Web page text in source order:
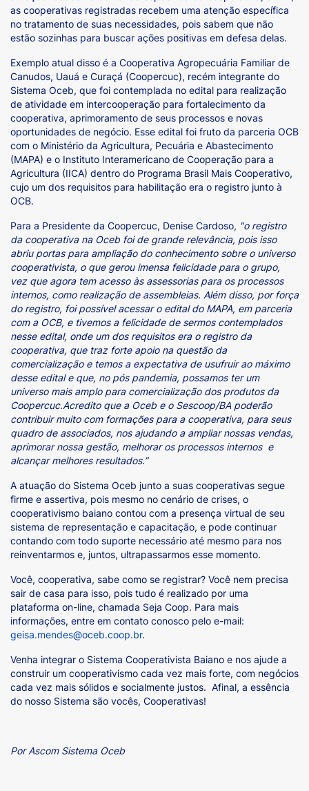
as cooperativas registradas recebem uma atenção específica
no tratamento de suas necessidades, pois sabem que não
estão sozinhas para buscar ações positivas em defesa delas.
Exemplo atual disso é a Cooperativa Agropecuária Familiar de
Canudos, Uauá e Curaçá (Coopercuc), recém integrante do
Sistema Oceb, que foi contemplada no edital para realização
de atividade em intercooperação para fortalecimento da
cooperativa, aprimoramento de seus processos e novas
oportunidades de negócio. Esse edital foi fruto da parceria OCB
com o Ministério da Agricultura, Pecuária e Abastecimento
(MAPA) e o Instituto Interamericano de Cooperação para a
Agricultura (IICA) dentro do Programa Brasil Mais Cooperativo,
cujo um dos requisitos para habilitação era o registro junto à
OCB.
Para a Presidente da Coopercuc, Denise Cardoso, "o registro
da cooperativa na Oceb foi de grande relevância, pois isso
abriu portas para ampliação do conhecimento sobre o universo
cooperativista, o que gerou imensa felicidade para o grupo,
vez que agora tem acesso às assessorias para os processos
internos, como realização de assembleias. Além disso, por força
do registro, foi possível acessar o edital do MAPA, em parceria
com a OCB, e tivemos a felicidade de sermos contemplados
nesse edital, onde um dos requisitos era o registro da
cooperativa, que traz forte apoio na questão da
comercialização e temos a expectativa de usufruir ao máximo
desse edital e que, no pós pandemia, possamos ter um
universo mais amplo para comercialização dos produtos da
Coopercuc.Acredito que a Oceb e o Sescoop/BA poderão
contribuir muito com formações para a cooperativa, para seus
quadro de associados, nos ajudando a ampliar nossas vendas,
aprimorar nossa gestão, melhorar os processos internos e
alcançar melhores resultados.”
A atuação do Sistema Oceb junto a suas cooperativas segue
firme e assertiva, pois mesmo no cenário de crises, o
cooperativismo baiano contou com a presença virtual de seu
sistema de representação e capacitação, e pode continuar
contando com todo suporte necessário até mesmo para nos
reinventarmos e, juntos, ultrapassarmos esse momento.
Você, cooperativa, sabe como se registrar? Você nem precisa
sair de casa para isso, pois tudo é realizado por uma
plataforma on-line, chamada Seja Coop. Para mais
informações, entre em contato conosco pelo e-mail:
geisa.mendes@oceb.coop.br.
Venha integrar o Sistema Cooperativista Baiano e nos ajude a
construir um cooperativismo cada vez mais forte, com negócios
cada vez mais sólidos e socialmente justos. Afinal, a essência
do nosso Sistema são vocês, Cooperativas!
Por Ascom Sistema Oceb